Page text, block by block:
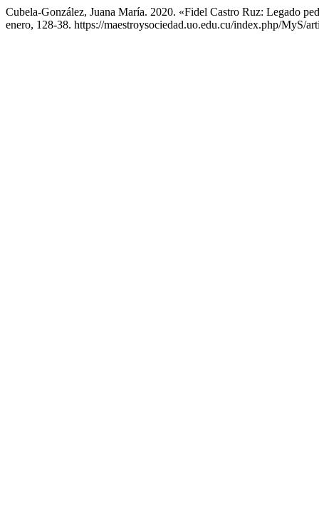
Cubela-González, Juana María. 2020. «Fidel Castro Ruz: Legado
enero, 128-38. https://maestroysociedad.uo.edu.cu/index.php/MyS/